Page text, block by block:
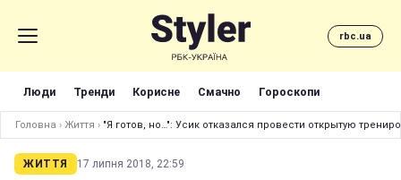
rbc.ua
Люди Тренди Корисне Смачно Гороскопи
Головна › Життя › "Я готов, но…": Усик отказался провести открытую
ЖИТТЯ 17 липня 2018, 22:59